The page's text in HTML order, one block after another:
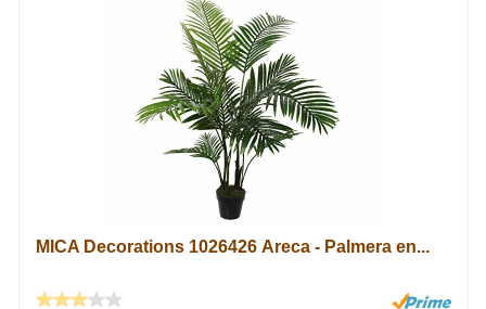
MICA Decorations 1026426 Areca - Palmera en...